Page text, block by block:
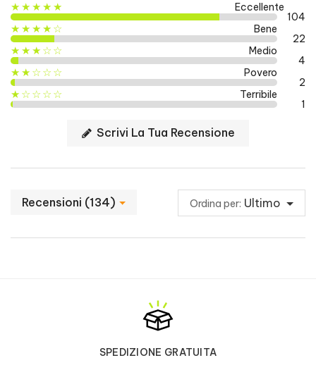
abbondante bicchiere d'acqua.
QUANDO ASSUMERLO
Prima dell'allenamento o al risveglio nei
Tutti i campioni che vogliono migliorare le
proprie prestazioni.
Ingredienti :
Creatina monoidrato, beta-alanina, antiagglomerante
(magnesio stearato), gelatina bovina.
★★★★★ Eccellente
104
★★★★☆ Bene
22
★★★☆☆ Medio
4
★★☆☆☆ Povero
2
★☆☆☆☆ Terribile
1
Scrivi La Tua Recensione
Recensioni (134) Ordina per: Ultimo
SPEDIZIONE GRATUITA